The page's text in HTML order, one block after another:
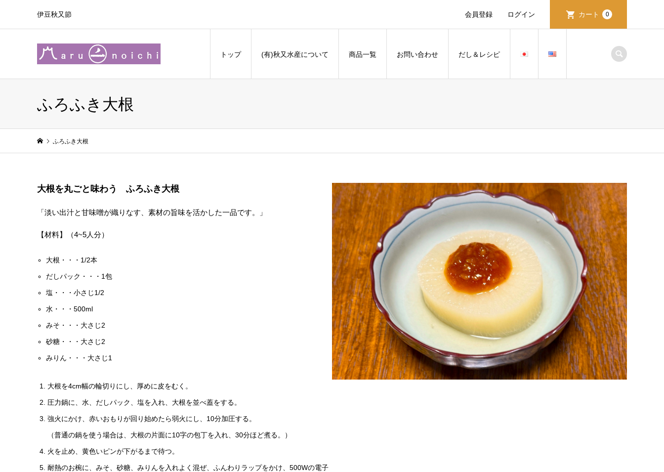
伊豆秋又節 会員登録 ログイン カート 0
トップ (有)秋又水産について 商品一覧 お問い合わせ だし＆レシピ
ふろふき大根
ふろふき大根
大根を丸ごと味わう ふろふき大根
「淡い出汁と甘味噌が織りなす、素材の旨味を活かした一品です。」
【材料】（4~5人分）
大根・・・1/2本
だしパック・・・1包
塩・・・小さじ1/2
水・・・500ml
みそ・・・大さじ2
砂糖・・・大さじ2
みりん・・・大さじ1
大根を4cm幅の輪切りにし、厚めに皮をむく。
圧力鍋に、水、だしパック、塩を入れ、大根を並べ蓋をする。
強火にかけ、赤いおもりが回り始めたら弱火にし、10分加圧する。
（普通の鍋を使う場合は、大根の片面に10字の包丁を入れ、30分ほど煮る。）
火を止め、黄色いピンが下がるまで待つ。
耐熱のお椀に、みそ、砂糖、みりんを入れよく混ぜ、ふんわりラップをかけ、500Wの電子